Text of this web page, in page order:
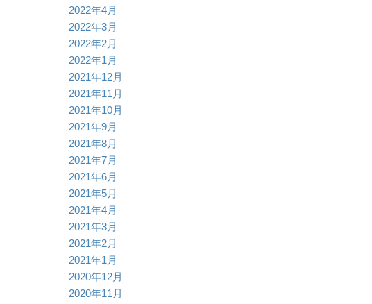
2022年4月
2022年3月
2022年2月
2022年1月
2021年12月
2021年11月
2021年10月
2021年9月
2021年8月
2021年7月
2021年6月
2021年5月
2021年4月
2021年3月
2021年2月
2021年1月
2020年12月
2020年11月